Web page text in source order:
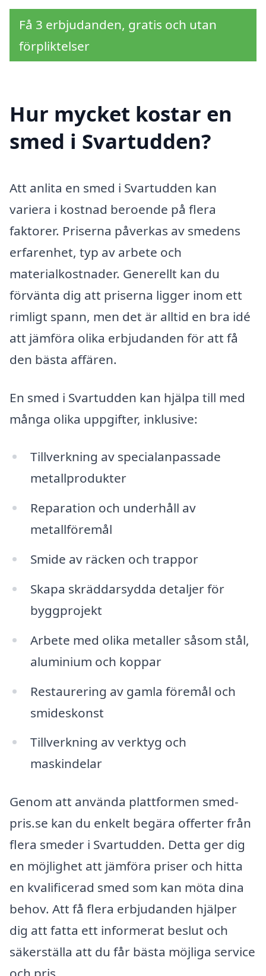
Få 3 erbjudanden, gratis och utan
förpliktelser
Hur mycket kostar en
smed i Svartudden?
Att anlita en smed i Svartudden kan
variera i kostnad beroende på flera
faktorer. Priserna påverkas av smedens
erfarenhet, typ av arbete och
materialkostnader. Generellt kan du
förvänta dig att priserna ligger inom ett
rimligt spann, men det är alltid en bra idé
att jämföra olika erbjudanden för att få
den bästa affären.
En smed i Svartudden kan hjälpa till med
många olika uppgifter, inklusive:
Tillverkning av specialanpassade
metallprodukter
Reparation och underhåll av
metallföremål
Smide av räcken och trappor
Skapa skräddarsydda detaljer för
byggprojekt
Arbete med olika metaller såsom stål,
aluminium och koppar
Restaurering av gamla föremål och
smideskonst
Tillverkning av verktyg och
maskindelar
Genom att använda plattformen smed-
pris.se kan du enkelt begära offerter från
flera smeder i Svartudden. Detta ger dig
en möjlighet att jämföra priser och hitta
en kvalificerad smed som kan möta dina
behov. Att få flera erbjudanden hjälper
dig att fatta ett informerat beslut och
säkerställa att du får bästa möjliga service